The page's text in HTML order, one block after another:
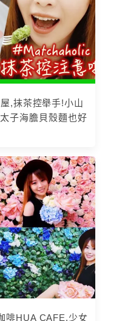
,抹茶控舉手!小山
子海膽貝殼麵也好
啡HUA CAFE,少女